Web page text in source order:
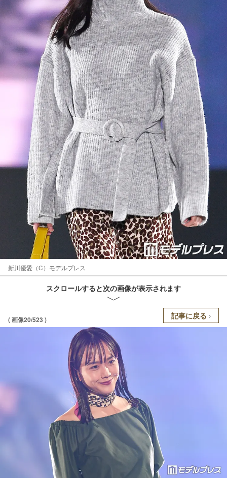
新川優愛（C）モデルプレス
スクロールすると次の画像が表示されます
( 画像20/523 ) 記事に戻る